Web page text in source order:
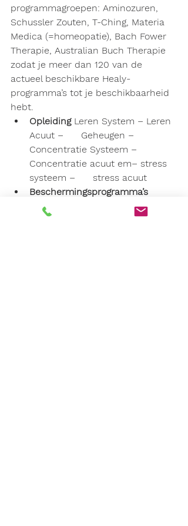
programmagroepen: Aminozuren,
Schussler Zouten, T-Ching, Materia
Medica (=homeopatie), Bach Fower
Therapie, Australian Buch Therapie
zodat je meer dan 120 van de
actueel beschikbare Healy-
programma’s tot je beschikbaarheid
hebt.
Opleiding Leren System – Leren
Acuut –      Geheugen –
Concentratie Systeem –
Concentratie acuut em– stress
systeem –      stress acuut
Beschermingsprogramma’s
Algemene bescherming –
Electronenbescherming – cel –